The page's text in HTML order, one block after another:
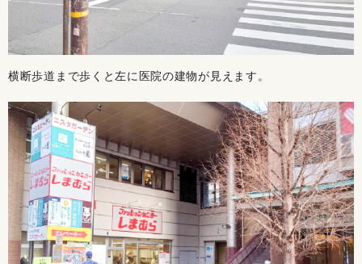
横断歩道まで歩くと左に医院の建物が見えます。